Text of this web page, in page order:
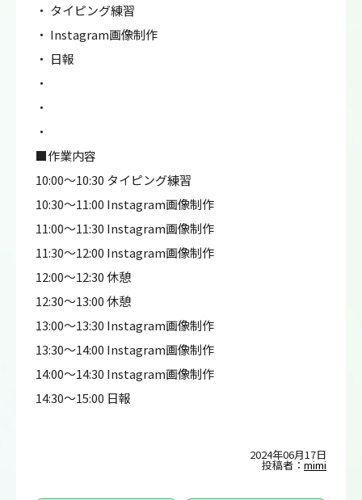
・ タイピング練習
・ Instagram画像制作
・ 日報
・
・
・
■作業内容
10:00～10:30 タイピング練習
10:30～11:00 Instagram画像制作
11:00～11:30 Instagram画像制作
11:30～12:00 Instagram画像制作
12:00～12:30 休憩
12:30～13:00 休憩
13:00～13:30 Instagram画像制作
13:30～14:00 Instagram画像制作
14:00～14:30 Instagram画像制作
14:30～15:00 日報
2024年06月17日
投稿者：mimi